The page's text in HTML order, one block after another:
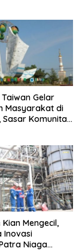
Gelar
Masyarakat di
Komunitas
Mengecil,
Inovasi
Niaga